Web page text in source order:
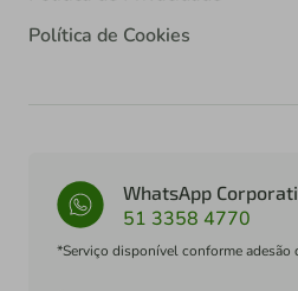
Política de Cookies
WhatsApp
51 3358 4770
*Serviço disponível conforme adesão